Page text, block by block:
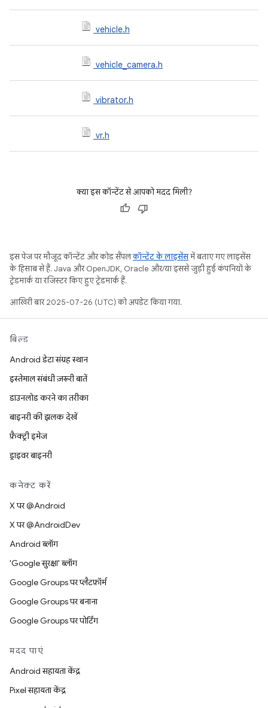
vehicle.h
vehicle_camera.h
vibrator.h
vr.h
क्या इस कॉन्टेंट से आपको मदद मिली?
इस पेज पर मौजूद कॉन्टेंट और कोड सैंपलकॉन्टेंट के लाइसेंसमें बताए गए लाइसेंस
के हिसाब से हैं. Java और OpenJDK, Oracle और/या इससे जुड़ी हुई कंपनियों के
ट्रेडमार्क या रजिस्टर किए हुए ट्रेडमार्क हैं.
आखिरी बार 2025-07-26 (UTC) को अपडेट किया गया.
बिल्ड
Android डेटा संग्रह स्थान
इस्तेमाल संबंधी ज़रूरी बातें
डाउनलोड करने का तरीका
बाइनरी की झलक देखें
फ़ैक्ट्री इमेज
ड्राइवर बाइनरी
कनेक्ट करें
X पर @Android
X पर @AndroidDev
Android ब्लॉग
'Google सुरक्षा' ब्लॉग
Google Groups पर प्लैटफ़ॉर्म
Google Groups पर बनाना
Google Groups पर पोर्टिंग
मदद पाएं
Android सहायता केंद्र
Pixel सहायता केंद्र